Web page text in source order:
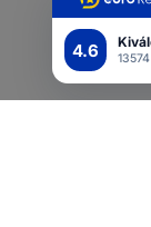
4.6